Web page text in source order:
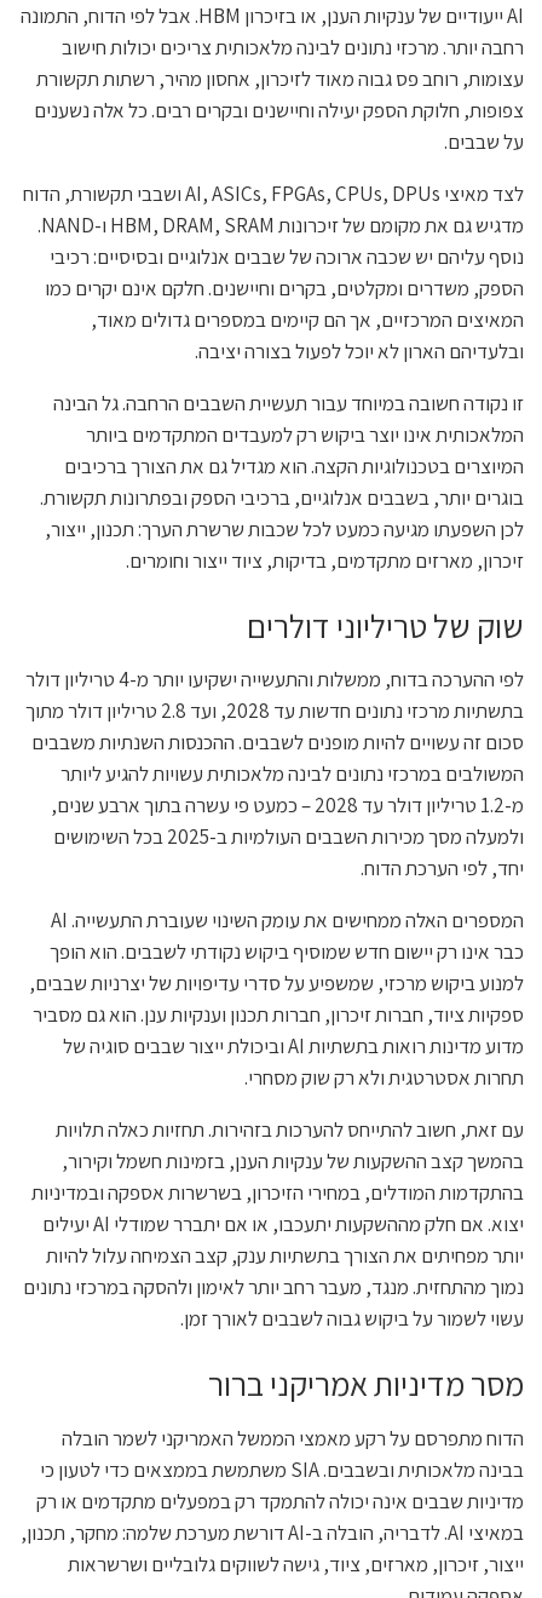
AI ייעודיים של ענקיות הענן, או בזיכרון HBM. אבל לפי הדוח, התמונה
רחבה יותר. מרכזי נתונים לבינה מלאכותית צריכים יכולות חישוב
עצומות, רוחב פס גבוה מאוד לזיכרון, אחסון מהיר, רשתות תקשורת
צפופות, חלוקת הספק יעילה וחיישנים ובקרים רבים. כל אלה נשענים
על שבבים.
לצד מאיצי AI, ASICs, FPGAs, CPUs, DPUs ושבבי תקשורת, הדוח
מדגיש גם את מקומם של זיכרונות HBM, DRAM, SRAM ו-NAND.
נוסף עליהם יש שכבה ארוכה של שבבים אנלוגיים ובסיסיים: רכיבי
הספק, משדרים ומקלטים, בקרים וחיישנים. חלקם אינם יקרים כמו
המאיצים המרכזיים, אך הם קיימים במספרים גדולים מאוד,
ובלעדיהם הארון לא יוכל לפעול בצורה יציבה.
זו נקודה חשובה במיוחד עבור תעשיית השבבים הרחבה. גל הבינה
המלאכותית אינו יוצר ביקוש רק למעבדים המתקדמים ביותר
המיוצרים בטכנולוגיות הקצה. הוא מגדיל גם את הצורך ברכיבים
בוגרים יותר, בשבבים אנלוגיים, ברכיבי הספק ובפתרונות תקשורת.
לכן השפעתו מגיעה כמעט לכל שכבות שרשרת הערך: תכנון, ייצור,
זיכרון, מארזים מתקדמים, בדיקות, ציוד ייצור וחומרים.
שוק של טריליוני דולרים
לפי ההערכה בדוח, ממשלות והתעשייה ישקיעו יותר מ-4 טריליון דולר
בתשתיות מרכזי נתונים חדשות עד 2028, ועד 2.8 טריליון דולר מתוך
סכום זה עשויים להיות מופנים לשבבים. ההכנסות השנתיות משבבים
המשולבים במרכזי נתונים לבינה מלאכותית עשויות להגיע ליותר
מ-1.2 טריליון דולר עד 2028 – כמעט פי עשרה בתוך ארבע שנים,
ולמעלה מסך מכירות השבבים העולמיות ב-2025 בכל השימושים
יחד, לפי הערכת הדוח.
המספרים האלה ממחישים את עומק השינוי שעוברת התעשייה. AI
כבר אינו רק יישום חדש שמוסיף ביקוש נקודתי לשבבים. הוא הופך
למנוע ביקוש מרכזי, שמשפיע על סדרי עדיפויות של יצרניות שבבים,
ספקיות ציוד, חברות זיכרון, חברות תכנון וענקיות ענן. הוא גם מסביר
מדוע מדינות רואות בתשתיות AI וביכולת ייצור שבבים סוגיה של
תחרות אסטרטגית ולא רק שוק מסחרי.
עם זאת, חשוב להתייחס להערכות בזהירות. תחזיות כאלה תלויות
בהמשך קצב ההשקעות של ענקיות הענן, בזמינות חשמל וקירור,
בהתקדמות המודלים, במחירי הזיכרון, בשרשרות אספקה ובמדיניות
יצוא. אם חלק מההשקעות יתעכבו, או אם יתברר שמודלי AI יעילים
יותר מפחיתים את הצורך בתשתיות ענק, קצב הצמיחה עלול להיות
נמוך מהתחזית. מנגד, מעבר רחב יותר לאימון ולהסקה במרכזי נתונים
עשוי לשמור על ביקוש גבוה לשבבים לאורך זמן.
מסר מדיניות אמריקני ברור
הדוח מתפרסם על רקע מאמצי הממשל האמריקני לשמר הובלה
בבינה מלאכותית ובשבבים. SIA משתמשת בממצאים כדי לטעון כי
מדיניות שבבים אינה יכולה להתמקד רק במפעלים מתקדמים או רק
במאיצי AI. לדבריה, הובלה ב-AI דורשת מערכת שלמה: מחקר, תכנון,
ייצור, זיכרון, מארזים, ציוד, גישה לשווקים גלובליים ושרשראות